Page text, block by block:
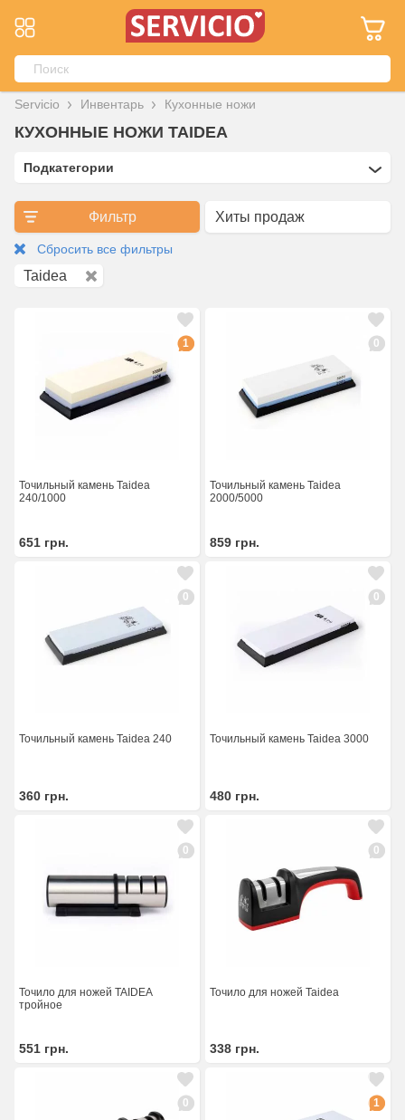
Servicio Инвентарь Кухонные ножи
КУХОННЫЕ НОЖИ TAIDEA
Подкатегории
Фильтр
Сбросить все фильтры
Taidea
1
Точильный камень Taidea
240/1000
651 грн.
0
Точильный камень Taidea
2000/5000
859 грн.
0
Точильный камень Taidea 240
360 грн.
0
Точильный камень Taidea 3000
480 грн.
0
Точило для ножей TAIDEA
тройное
551 грн.
0
Точило для ножей Taidea
338 грн.
0 1